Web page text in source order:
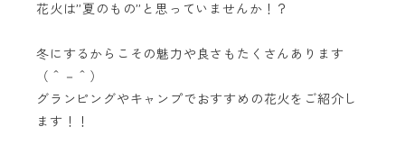
花火は”夏のもの”と思っていませんか！？
冬にするからこその魅力や良さもたくさんあります
（＾－＾）
グランピングやキャンプでおすすめの花火をご紹介し
ます！！